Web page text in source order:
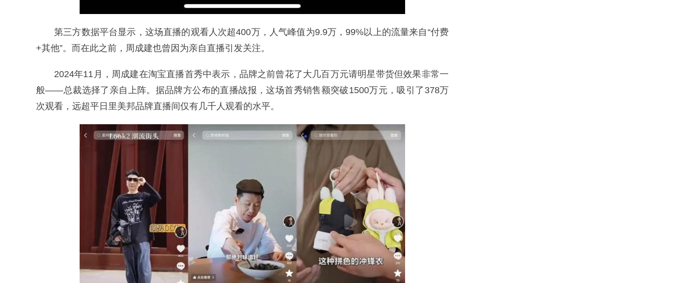
第三方数据平台显示，这场直播的观看人次超400万，人气峰值为9.9万，99%以上的流量来自“付费
+其他”。而在此之前，周成建也曾因为亲自直播引发关注。
2024年11月，周成建在淘宝直播首秀中表示，品牌之前曾花了大几百万元请明星带货但效果非常一
般——总裁选择了亲自上阵。据品牌方公布的直播战报，这场首秀销售额突破1500万元，吸引了378万
次观看，远超平日里美邦品牌直播间仅有几千人观看的水平。